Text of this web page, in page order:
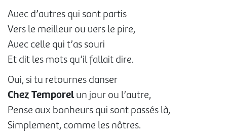
Avec d’autres qui sont partis
Vers le meilleur ou vers le pire,
Avec celle qui t’as souri
Et dit les mots qu’il fallait dire.
Oui, si tu retournes danser
Chez Temporelun jour ou l’autre,
Pense aux bonheurs qui sont passés là,
Simplement, comme les nôtres.